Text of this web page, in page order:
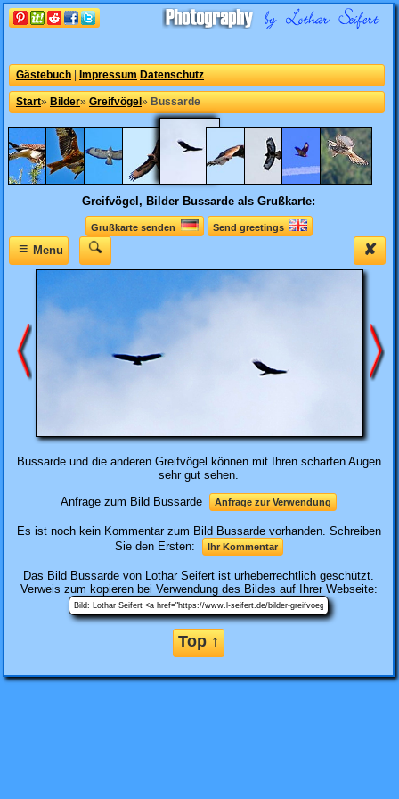
Gästebuch Impressum Datenschutz
Start» Bilder» Greifvögel » Bussarde
Greifvögel, Bilder Bussarde als Grußkarte:
Grußkarte senden Send greetings
✘
≡Menu
Bussarde und die anderen Greifvögel können mit Ihren scharfen Augen
sehr gut sehen.
Anfrage zum Bild Bussarde
Anfrage zur Verwendung
Es ist noch kein Kommentar zum Bild Bussarde vorhanden. Schreiben
Sie den Ersten:
Ihr Kommentar
Das Bild Bussarde von Lothar Seifert ist urheberrechtlich geschützt.
Verweis zum kopieren bei Verwendung des Bildes auf Ihrer Webseite:
Top ↑